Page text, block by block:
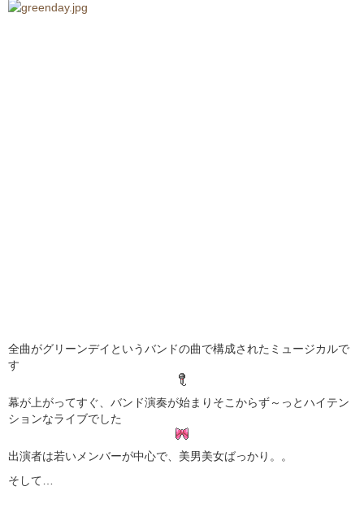
全曲がグリーンデイというバンドの曲で構成されたミュージカルで
す
幕が上がってすぐ、バンド演奏が始まりそこからず～っとハイテン
ションなライブでした
出演者は若いメンバーが中心で、美男美女ばっかり。。
そして…